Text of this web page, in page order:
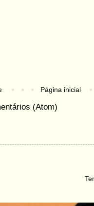
Página inicial
(Atom)